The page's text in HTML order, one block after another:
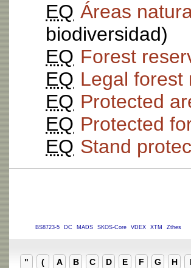
EQ Áreas
biodiversidad)
EQ Forest
EQ Legal forest
EQ Protected
EQ Protected
EQ Stand
BS8723-5 DC MADS SKOS-Core VDEX XTM Zthes
" ( A B C D E F G H I